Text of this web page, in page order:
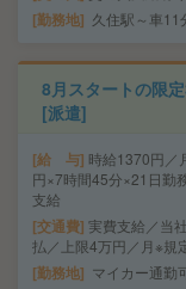
勤務地 久住駅～車
8月スタートの限
[派遣]
給 与 時給1370円／
円×7時間45分×21日勤
支給
交通費 実費支給／当
払／上限4万円／月※規
勤務地 マイカー通勤